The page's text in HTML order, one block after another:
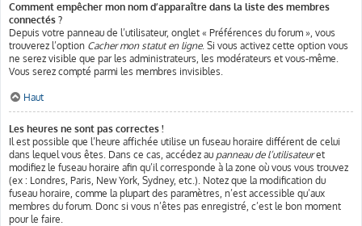
Comment empêcher mon nom d’apparaître dans la liste des membres
connectés ?
Depuis votre panneau de l’utilisateur, onglet « Préférences du forum », vous
trouverez l’option Cacher mon statut en ligne. Si vous activez cette option vous
ne serez visible que par les administrateurs, les modérateurs et vous-même.
Vous serez compté parmi les membres invisibles.
Haut
Les heures ne sont pas correctes !
Il est possible que l’heure affichée utilise un fuseau horaire différent de celui
dans lequel vous êtes. Dans ce cas, accédez au panneau de l’utilisateuret
modifiez le fuseau horaire afin qu’il corresponde à la zone où vous vous trouvez
(ex : Londres, Paris, New York, Sydney, etc.). Notez que la modification du
fuseau horaire, comme la plupart des paramètres, n’est accessible qu’aux
membres du forum. Donc si vous n’êtes pas enregistré, c’est le bon moment
pour le faire.